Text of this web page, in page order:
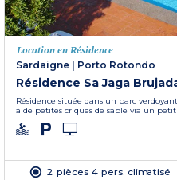
Location en Résidence
Sardaigne
Porto Rotondo
Résidence Sa Jaga
Résidence située dans un parc
à de petites criques de sable via un
2 pièces 4 pers. climatisé